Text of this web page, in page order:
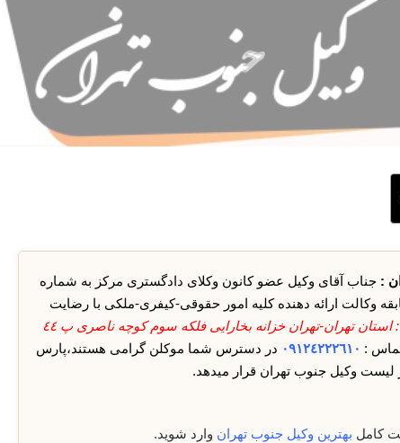
: جناب آقای وکیل عضو کانون وکلای دادگستری مرکز به شماره
وکالت ارائه دهنده کلیه امور حقوقی-کیفری-ملکی با رضایت
آدرس : استان تهران-تهران خزانه بخارایی فلکه سوم کوچه ناصری پ ٤٤
: ٠٩١٢٤٢٢٢٦١٠ در دسترس شما موکلن گرامی هستند،پارس
لیست وکیل جنوب تهران قرار میدهد.
کامل بهترین وکیل جنوب تهران وارد شوید.